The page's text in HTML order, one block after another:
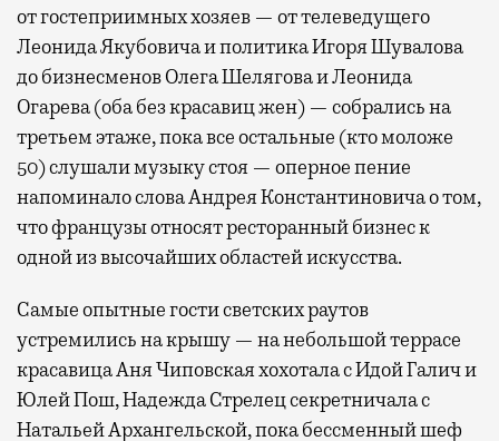
от гостеприимных хозяев — от телеведущего
Леонида Якубовича и политика Игоря Шувалова
до бизнесменов Олега Шелягова и Леонида
Огарева (оба без красавиц жен) — собрались на
третьем этаже, пока все остальные (кто моложе
50) слушали музыку стоя — оперное пение
напоминало слова Андрея Константиновича о том,
что французы относят ресторанный бизнес к
одной из высочайших областей искусства.
Самые опытные гости светских раутов
устремились на крышу — на небольшой террасе
красавица Аня Чиповская хохотала с Идой Галич и
Юлей Пош, Надежда Стрелец секретничала с
Натальей Архангельской, пока бессменный шеф